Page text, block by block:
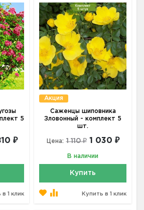
5
₽
в 1 клик
Акция
Саженцы шиповника
Зловонный - комплект 5
шт.
Цена: 1 110 ₽ 1 030 ₽
В наличии
Купить
Купить в 1 клик